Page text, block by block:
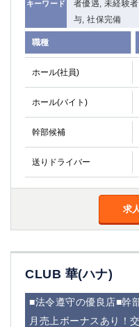
キーワード
者優遇, 未経験
与, 社保完備
職種
ホール(社員)
ホール(バイト)
幹部候補
送りドライバー
求
CLUB 華(ハナ)
■法令遵守の優良店■幹
月売上ボーナスあり！
下北沢・経堂
成増駅徒歩3分の好立地！
三軒茶屋（南口）
①歌舞伎町 ②新宿 ③
①銀座 ②新橋
①東武練馬 ②成増
金町
大泉学園
竹ノ塚
亀戸
祖師ヶ谷大蔵
湯島
市川
神奈川県